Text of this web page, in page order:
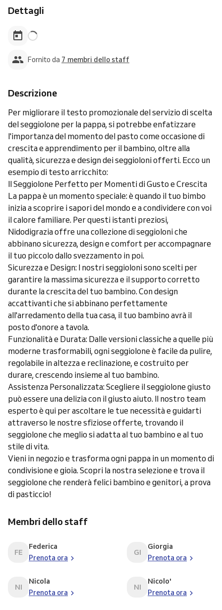
Dettagli
Fornito da 7 membri dello staff
Descrizione
Per migliorare il testo promozionale del servizio di scelta
del seggiolone per la pappa, si potrebbe enfatizzare
l'importanza del momento del pasto come occasione di
crescita e apprendimento per il bambino, oltre alla
qualità, sicurezza e design dei seggioloni offerti. Ecco un
esempio di testo arricchito:
Il Seggiolone Perfetto per Momenti di Gusto e Crescita
La pappa è un momento speciale: è quando il tuo bimbo
inizia a scoprire i sapori del mondo e a condividere con voi
il calore familiare. Per questi istanti preziosi,
Nidodigrazia offre una collezione di seggioloni che
abbinano sicurezza, design e comfort per accompagnare
il tuo piccolo dallo svezzamento in poi.
Sicurezza e Design: I nostri seggioloni sono scelti per
garantire la massima sicurezza e il supporto corretto
durante la crescita del tuo bambino. Con design
accattivanti che si abbinano perfettamente
all'arredamento della tua casa, il tuo bambino avrà il
posto d'onore a tavola.
Funzionalità e Durata: Dalle versioni classiche a quelle più
moderne trasformabili, ogni seggiolone è facile da pulire,
regolabile in altezza e reclinazione, e costruito per
durare, crescendo insieme al tuo bambino.
Assistenza Personalizzata: Scegliere il seggiolone giusto
può essere una delizia con il giusto aiuto. Il nostro team
esperto è qui per ascoltare le tue necessità e guidarti
attraverso le nostre sfiziose offerte, trovando il
seggiolone che meglio si adatta al tuo bambino e al tuo
stile di vita.
Vieni in negozio e trasforma ogni pappa in un momento di
condivisione e gioia. Scopri la nostra selezione e trova il
seggiolone che renderà felici bambino e genitori, a prova
di pasticcio!
Membri dello staff
FE
Federica
Prenota ora
GI
Giorgia
Prenota ora
NI
Nicola
Prenota ora
NI
Nicolo'
Prenota ora